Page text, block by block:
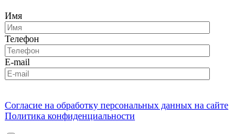
Имя
Телефон
E-mail
Согласие на обработку персональных данных на сайте
Политика конфиденциальности